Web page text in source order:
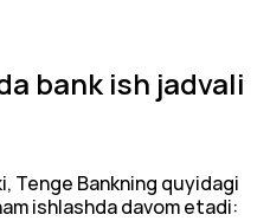
bank ish jadvali
Tenge Bankning quyidagi
ishlashda davom etadi: